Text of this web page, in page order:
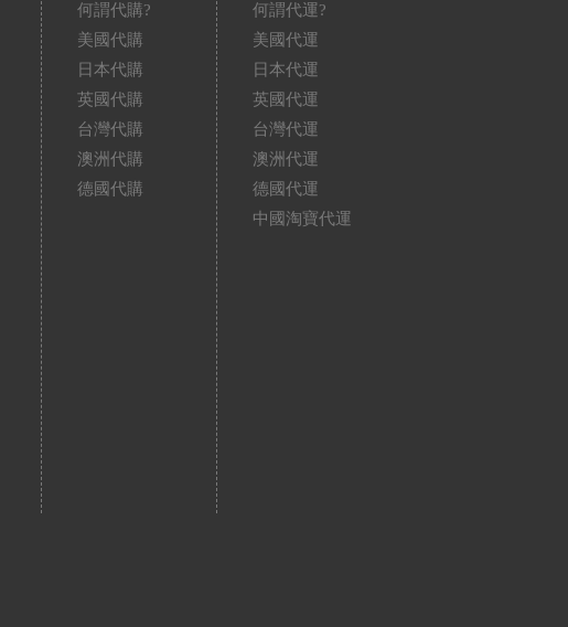
何謂代購?
美國代購
日本代購
英國代購
台灣代購
澳洲代購
德國代購
何謂代運?
美國代運
日本代運
英國代運
台灣代運
澳洲代運
德國代運
中國淘寶代運